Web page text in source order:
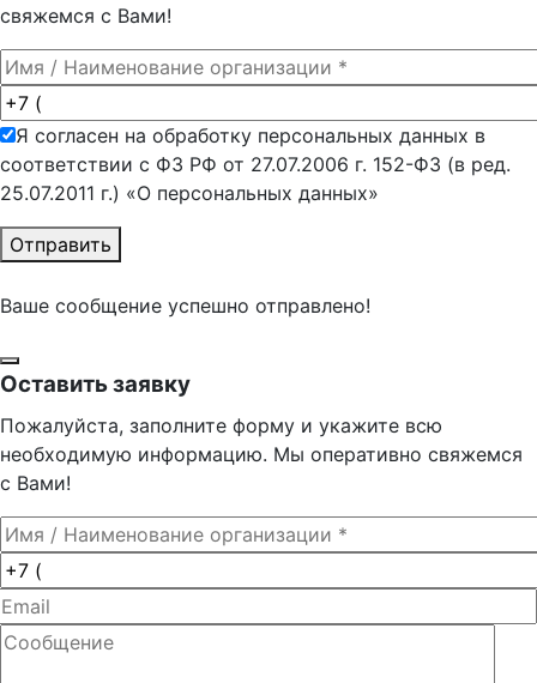
свяжемся с Вами!
Я согласен на обработку персональных данных в
соответствии с ФЗ РФ от 27.07.2006 г. 152-ФЗ (в ред.
25.07.2011 г.) «О персональных данных»
Отправить
Ваше сообщение успешно отправлено!
Оставить заявку
Пожалуйста, заполните форму и укажите всю
необходимую информацию. Мы оперативно свяжемся
с Вами!